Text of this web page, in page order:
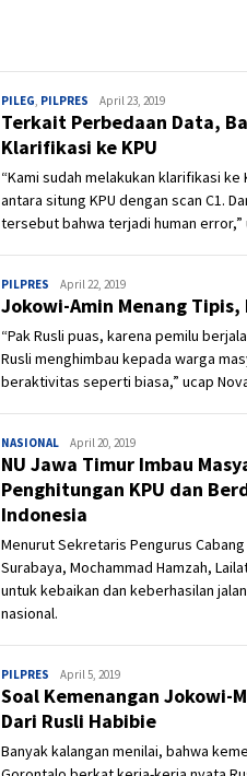
PILEG PILPRES Admin
April 23, 2019
Terkait Perbedaan Data,
Klarifikasi ke KPU
“Kami sudah melakukan klarifikasi
antara situng KPU dengan scan C1.
tersebut bahwa terjadi human error,”
PILPRES Admin
April 22, 2019
Jokowi-Amin Menang Tipis,
“Pak Rusli puas, karena pemilu
Rusli menghimbau kepada warga
beraktivitas seperti biasa,” ucap
NASIONAL Admin
April 20, 2019
NU Jawa Timur Imbau
Penghitungan KPU dan
Indonesia
Menurut Sekretaris Pengurus Cabang
Surabaya, Mochammad Hamzah,
untuk kebaikan dan keberhasilan
nasional.
PILPRES Admin
April 5, 2019
Soal Kemenangan Jokowi-
Dari Rusli Habibie
Banyak kalangan menilai, bahwa